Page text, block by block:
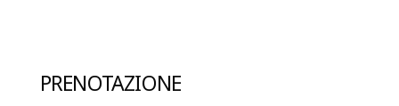
PRENOTAZIONE